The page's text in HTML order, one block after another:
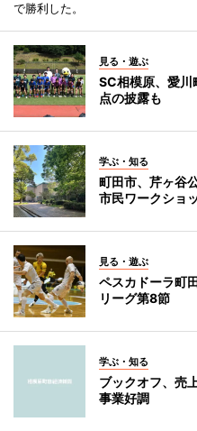
で勝利した。
見る・遊ぶ
SC相模原、愛
点の披露も
学ぶ・知る
町田市、芹ヶ谷
市民ワークショ
見る・遊ぶ
ペスカドーラ町
リーグ第8節
学ぶ・知る
ブックオフ、売
事業好調